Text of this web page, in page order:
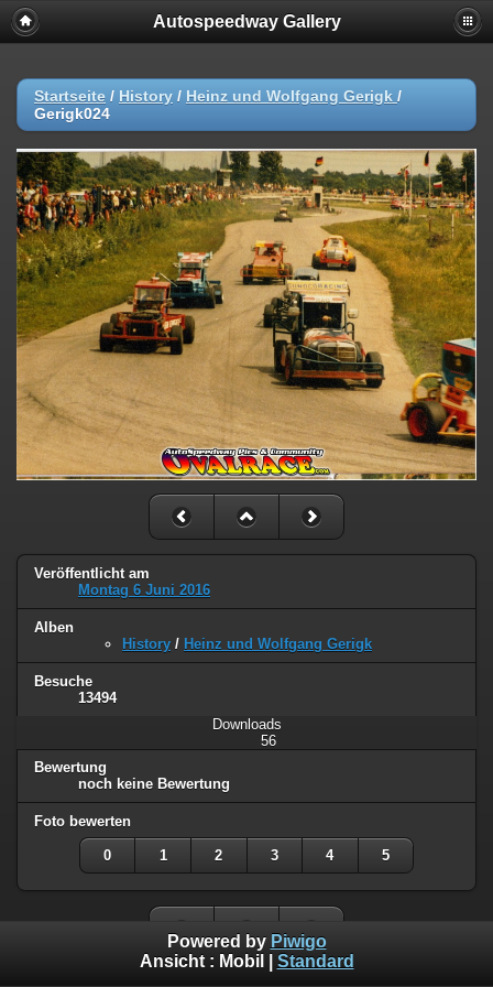
Autospeedway Gallery
Startseite / History / Heinz und Wolfgang Gerigk /
Gerigk024
Veröffentlicht am
Montag 6 Juni 2016
Alben
History / Heinz und Wolfgang Gerigk
Besuche
13494
Downloads
56
Bewertung
noch keine Bewertung
Foto bewerten
0 1 2 3 4 5
Powered by Piwigo
Ansicht : Mobil Standard